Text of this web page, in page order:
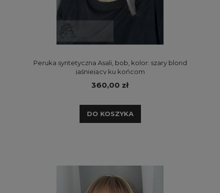
Peruka syntetyczna Asali, bob, kolor: szary blond
jaśniejący ku końcom
360,00 zł
DO KOSZYKA